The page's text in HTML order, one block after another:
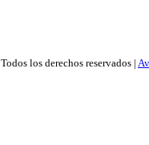
Todos los derechos reservados |